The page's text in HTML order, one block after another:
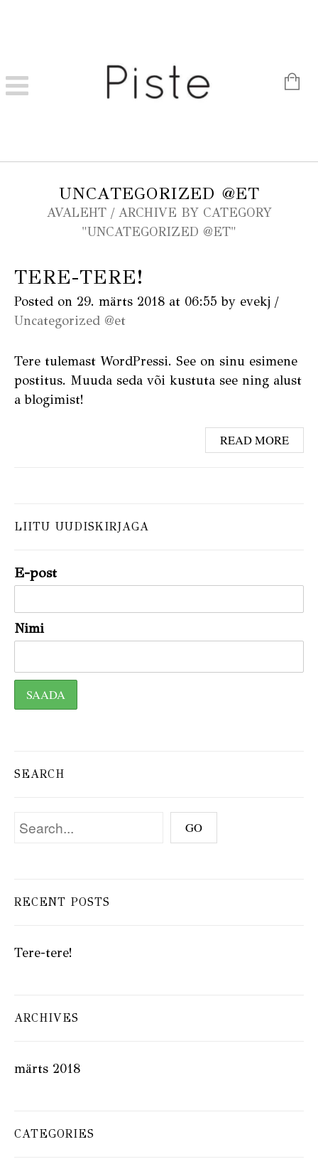
UNCATEGORIZED @ET
AVALEHT / ARCHIVE BY CATEGORY
"UNCATEGORIZED @ET"
LIITU UUDISKIRJAGA
E-post
Nimi
SEARCH
RECENT POSTS
Tere-tere!
ARCHIVES
märts 2018
CATEGORIES
TERE-TERE!
Posted on 29. märts 2018 at 06:55by evekj /
Uncategorized @et
Tere tulemast WordPressi. See on sinu esimene
postitus. Muuda seda või kustuta see ning alust
a blogimist!
READ MORE